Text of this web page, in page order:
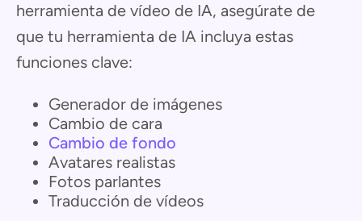
herramienta de vídeo de IA, asegúrate de
que tu herramienta de IA incluya estas
funciones clave:
Generador de imágenes
Cambio de cara
Cambio de fondo
Avatares realistas
Fotos parlantes
Traducción de vídeos